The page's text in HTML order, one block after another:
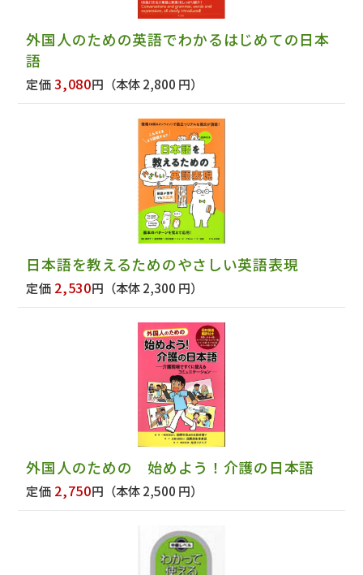
外国人のための英語でわかるはじめての日本
語
定価3,080円 （本体 2,800 円）
日本語を教えるためのやさしい英語表現
定価 2,530円 （本体 2,300 円）
外国人のための 始めよう！介護の日本語
定価 2,750円 （本体 2,500 円）